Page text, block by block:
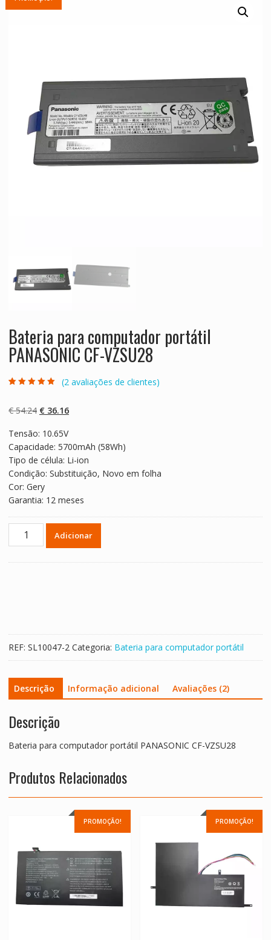
Bateria para computador portátil
PANASONIC CF-VZSU28
com base em
classificaçõe
(2 avaliações de clientes)
€54.24 O
original
era:
€ 54.24.
€36.16O
é:
€ 36.16.
Tensão: 10.65V
Capacidade: 5700mAh (58Wh)
Tipo de célula: Li-ion
Condição: Substituição, Novo em folha
Cor: Gery
Garantia: 12 meses
Quantidade
VZSU28
Adicionar
REF: SL10047-2 Categoria: Bateria para computador portátil
Descrição Informação adicional Avaliações (2)
Descrição
Bateria para computador portátil PANASONIC CF-VZSU28
Produtos Relacionados
PROMOÇÃO! PROMOÇÃO!